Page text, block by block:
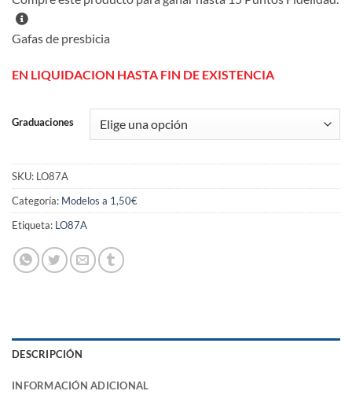
Gafas de presbicia
EN LIQUIDACION HASTA FIN DE EXISTENCIA
Graduaciones
SKU: LO87A
Categoría: Modelos a 1,50€
Etiqueta: LO87A
DESCRIPCIÓN
INFORMACIÓN ADICIONAL